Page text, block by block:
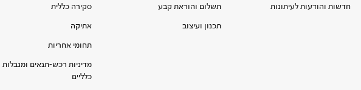
חדשות והודעות לעיתונות
תשלום והוראת קבע
תכנון ועיצוב
סקירה כללית
אתיקה
תחומי אחריות
מדיניות רכש-תנאים ומגבלות
כלליים